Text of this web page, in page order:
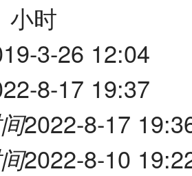
小时
3-26 12:04
8-17 19:37
2022-8-17
2022-8-10